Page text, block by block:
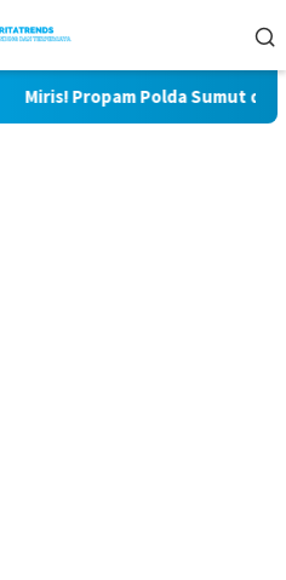
Miris! Propam Polda Sumut dan